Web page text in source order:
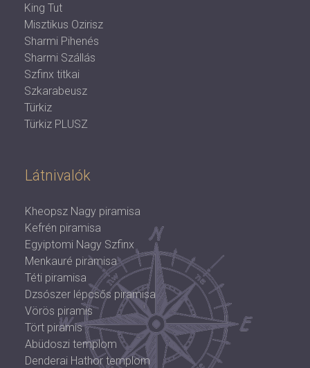
King Tut
Misztikus Ozirisz
Sharmi Pihenés
Sharmi Szállás
Szfinx titkai
Szkarabeusz
Türkiz
Türkiz PLUSZ
Látnivalók
Kheopsz Nagy piramisa
Kefrén piramisa
Egyiptomi Nagy Szfinx
Menkauré piramisa
Téti piramisa
Dzsószer lépcsős piramisa
Vörös piramis
Tört piramis
Abüdoszi templom
Denderai Hathor templom